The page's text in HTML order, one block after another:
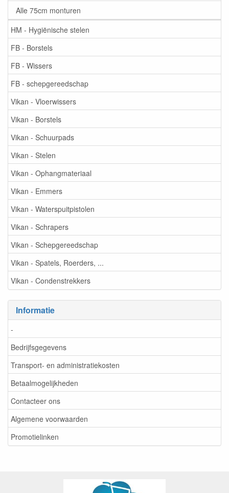
Alle 75cm monturen
HM - Hygiënische stelen
FB - Borstels
FB - Wissers
FB - schepgereedschap
Vikan - Vloerwissers
Vikan - Borstels
Vikan - Schuurpads
Vikan - Stelen
Vikan - Ophangmateriaal
Vikan - Emmers
Vikan - Waterspuitpistolen
Vikan - Schrapers
Vikan - Schepgereedschap
Vikan - Spatels, Roerders, ...
Vikan - Condenstrekkers
Informatie
-
Bedrijfsgegevens
Transport- en administratiekosten
Betaalmogelijkheden
Contacteer ons
Algemene voorwaarden
Promotielinken